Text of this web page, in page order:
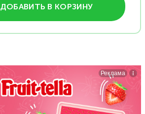
ДОБАВИТЬ В КОРЗИНУ